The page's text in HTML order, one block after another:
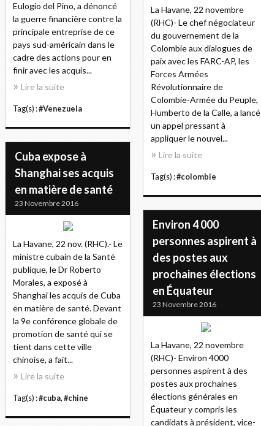
Eulogio del Pino, a dénoncé
la guerre financière contre la
principale entreprise de ce
pays sud-américain dans le
cadre des actions pour en
finir avec les acquis...
Lire la suite
Tag(s) :#Venezuela
La Havane, 22 novembre
(RHC)- Le chef négociateur
du gouvernement de la
Colombie aux dialogues de
paix avec les FARC-AP, les
Forces Armées
Révolutionnaire de
Colombie-Armée du Peuple,
Humberto de la Calle, a lancé
un appel pressant à
appliquer le nouvel...
Lire la suite
Tag(s) :#colombie
Cuba expose à
Shanghai ses acquis
en matière de santé
23 Novembre 2016
La Havane, 22 nov. (RHC).- Le
ministre cubain de la Santé
publique, le Dr Roberto
Morales, a exposé à
Shanghai les acquis de Cuba
en matière de santé. Devant
la 9e conférence globale de
promotion de santé qui se
tient dans cette ville
chinoise, a fait...
Lire la suite
Tag(s) :#cuba, #chine
Environ 4 000
personnes aspirent à
des postes aux
prochaines élections
en Équateur
23 Novembre 2016
La Havane, 22 novembre
(RHC)- Environ 4000
personnes aspirent à des
postes aux prochaines
élections générales en
Équateur y compris les
candidats à président, vice-